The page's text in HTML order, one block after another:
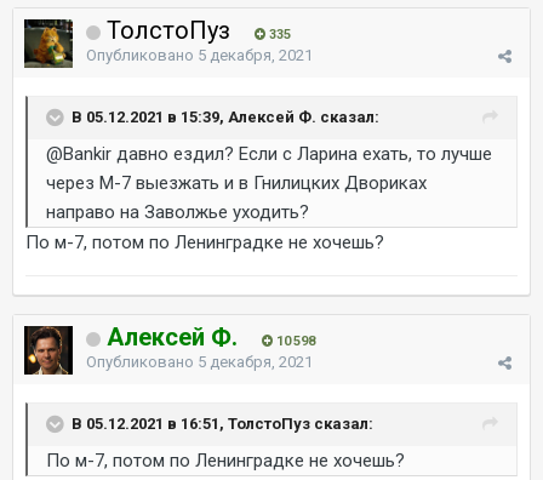
ТолстоПуз 335
Опубликовано 5 декабря, 2021
В 05.12.2021 в 15:39, Алексей Ф. сказал:
@Bankir давно ездил? Если с Ларина ехать, то лучше
через М-7 выезжать и в Гнилицких Двориках
направо на Заволжье уходить?
По м-7, потом по Ленинградке не хочешь?
Алексей Ф. 10 598
Опубликовано 5 декабря, 2021
В 05.12.2021 в 16:51, ТолстоПуз сказал:
По м-7, потом по Ленинградке не хочешь?